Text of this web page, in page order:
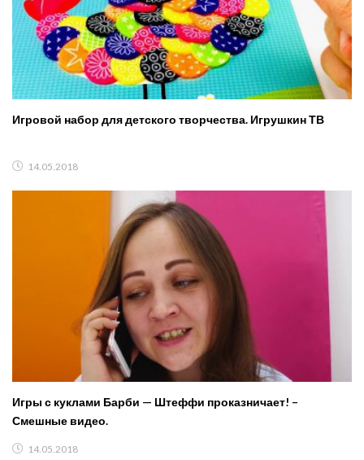
Игровой набор для детского творчества. Игрушкин ТВ
14.05.2018
Игры с куклами Барби — Штеффи проказничает! –
Смешные видео.
14.05.2018